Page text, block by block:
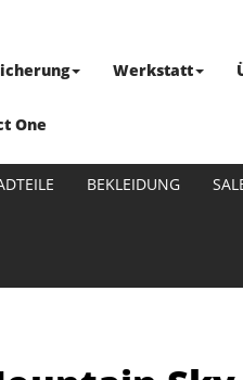
Werkstatt
One
BEKLEIDUNG